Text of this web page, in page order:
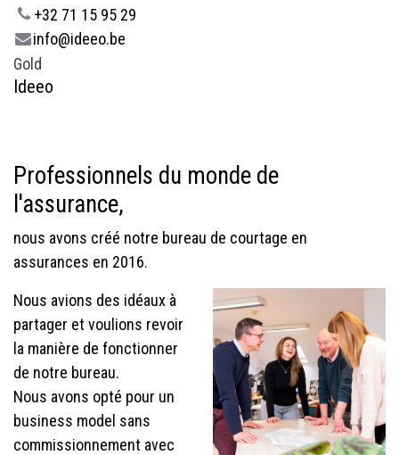
+32 71 15 95 29
info@ideeo.be
Gold
Ideeo
Professionnels du monde de
l'assurance,
nous avons créé notre bureau de courtage en
assurances en 2016.
Nous avions des idéaux à
partager et voulions revoir
la manière de fonctionner
de notre bureau.
Nous avons opté pour un
business model sans
commissionnement avec